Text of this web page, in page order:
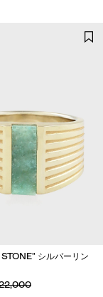
シルバーリン